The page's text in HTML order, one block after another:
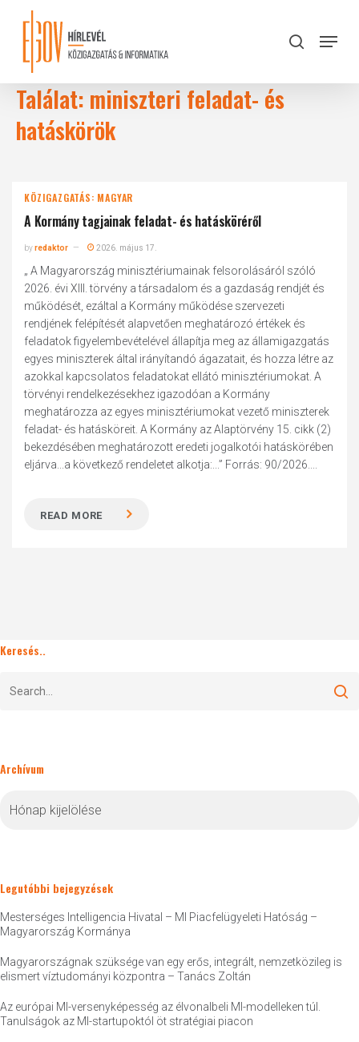
content
search
Menu
Találat: miniszteri feladat- és
hatáskörök
KÖZIGAZGATÁS: MAGYAR
A Kormány tagjainak feladat- és hatásköréről
byredaktor 2026. május 17.
„ A Magyarország minisztériumainak felsorolásáról szóló
2026. évi XIII. törvény a társadalom és a gazdaság rendjét és
működését, ezáltal a Kormány működése szervezeti
rendjének felépítését alapvetően meghatározó értékek és
feladatok figyelembevételével állapítja meg az államigazgatás
egyes miniszterek által irányítandó ágazatait, és hozza létre az
azokkal kapcsolatos feladatokat ellátó minisztériumokat. A
törvényi rendelkezésekhez igazodóan a Kormány
meghatározza az egyes minisztériumokat vezető miniszterek
feladat- és hatásköreit. A Kormány az Alaptörvény 15. cikk (2)
bekezdésében meghatározott eredeti jogalkotói hatáskörében
eljárva...a következő rendeletet alkotja:...” Forrás: 90/2026....
READ MORE
Keresés..
Archívum
Legutóbbi bejegyzések
Mesterséges Intelligencia Hivatal – MI Piacfelügyeleti Hatóság –
Magyarország Kormánya
Magyarországnak szüksége van egy erős, integrált, nemzetközileg is
elismert víztudományi központra – Tanács Zoltán
Az európai MI-versenyképesség az élvonalbeli MI-modelleken túl.
Tanulságok az MI-startupoktól öt stratégiai piacon
Close